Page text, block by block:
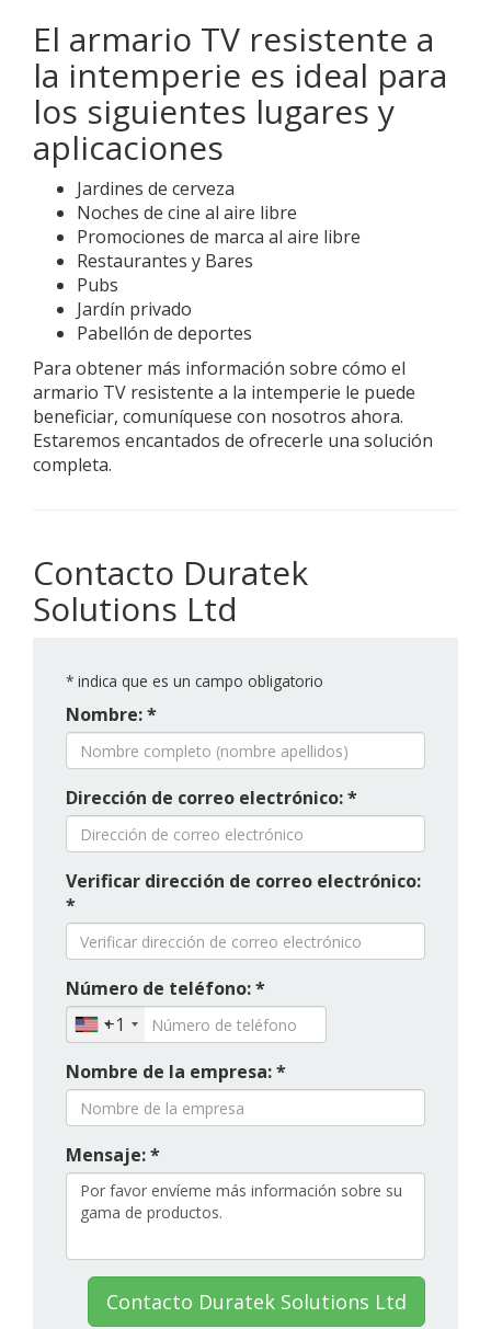
El armario TV resistente a
la intemperie es ideal para
los siguientes lugares y
aplicaciones
Jardines de cerveza
Noches de cine al aire libre
Promociones de marca al aire libre
Restaurantes y Bares
Pubs
Jardín privado
Pabellón de deportes
Para obtener más información sobre cómo el
armario TV resistente a la intemperie le puede
beneficiar, comuníquese con nosotros ahora.
Estaremos encantados de ofrecerle una solución
completa.
Contacto Duratek
Solutions Ltd
* indica que es un campo obligatorio
Nombre: *
Dirección de correo electrónico: *
Verificar dirección de correo electrónico:
*
Número de teléfono: *
+1
Nombre de la empresa: *
Mensaje: *
Contacto Duratek Solutions Ltd